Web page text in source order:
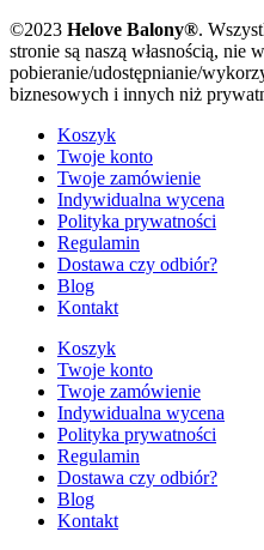
©2023 Helove Balony®.
stronie są naszą własnością, nie
pobieranie/udostępnianie/
biznesowych i innych niż
Koszyk
Twoje konto
Twoje zamówienie
Indywidualna wycena
Polityka prywatności
Regulamin
Dostawa czy odbiór?
Blog
Kontakt
Koszyk
Twoje konto
Twoje zamówienie
Indywidualna wycena
Polityka prywatności
Regulamin
Dostawa czy odbiór?
Blog
Kontakt